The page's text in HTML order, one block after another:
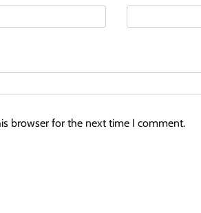
browser for the next time I comment.